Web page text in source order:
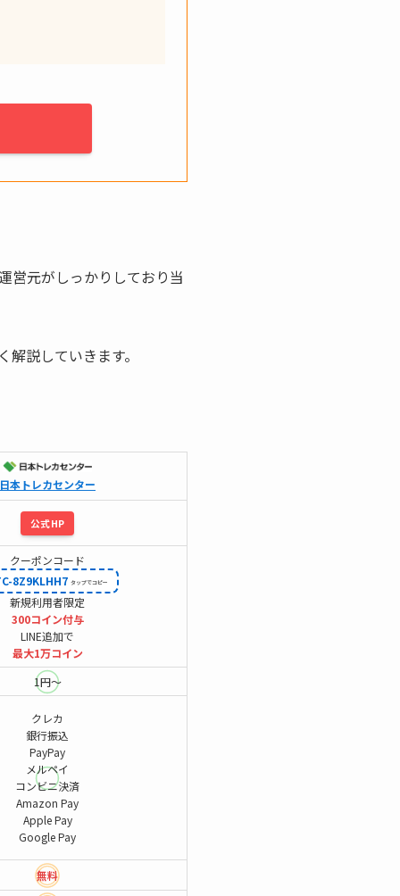
営元がしっかりしており当
解説していきます。
日本トレカセンター
公式HP
クーポンコード
8Z9KLHH7
新規利用者限定
300コイン付与
LINE追加で
最大1万コイン
1円～
クレカ
銀行振込
PayPay
メルペイ
コンビニ決済
Amazon Pay
Apple Pay
Google Pay
無料